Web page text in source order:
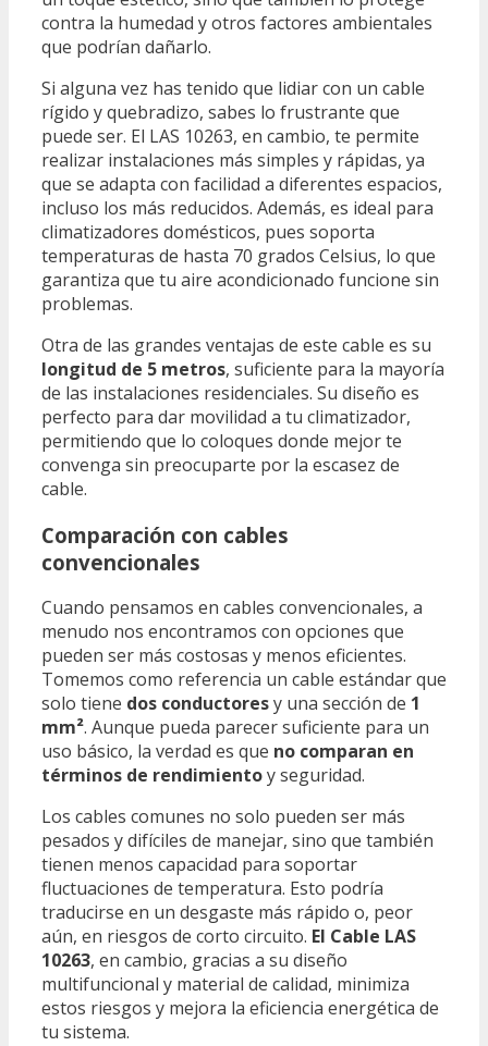
contra la humedad y otros factores ambientales
que podrían dañarlo.
Si alguna vez has tenido que lidiar con un cable
rígido y quebradizo, sabes lo frustrante que
puede ser. El LAS 10263, en cambio, te permite
realizar instalaciones más simples y rápidas, ya
que se adapta con facilidad a diferentes espacios,
incluso los más reducidos. Además, es ideal para
climatizadores domésticos, pues soporta
temperaturas de hasta 70 grados Celsius, lo que
garantiza que tu aire acondicionado funcione sin
problemas.
Otra de las grandes ventajas de este cable es su
longitud de 5 metros, suficiente para la mayoría
de las instalaciones residenciales. Su diseño es
perfecto para dar movilidad a tu climatizador,
permitiendo que lo coloques donde mejor te
convenga sin preocuparte por la escasez de
cable.
Comparación con cables
convencionales
Cuando pensamos en cables convencionales, a
menudo nos encontramos con opciones que
pueden ser más costosas y menos eficientes.
Tomemos como referencia un cable estándar que
solo tiene dos conductoresy una sección de 1
mm². Aunque pueda parecer suficiente para un
uso básico, la verdad es que no comparan en
términos de rendimientoy seguridad.
Los cables comunes no solo pueden ser más
pesados y difíciles de manejar, sino que también
tienen menos capacidad para soportar
fluctuaciones de temperatura. Esto podría
traducirse en un desgaste más rápido o, peor
aún, en riesgos de corto circuito. El Cable LAS
10263, en cambio, gracias a su diseño
multifuncional y material de calidad, minimiza
estos riesgos y mejora la eficiencia energética de
tu sistema.